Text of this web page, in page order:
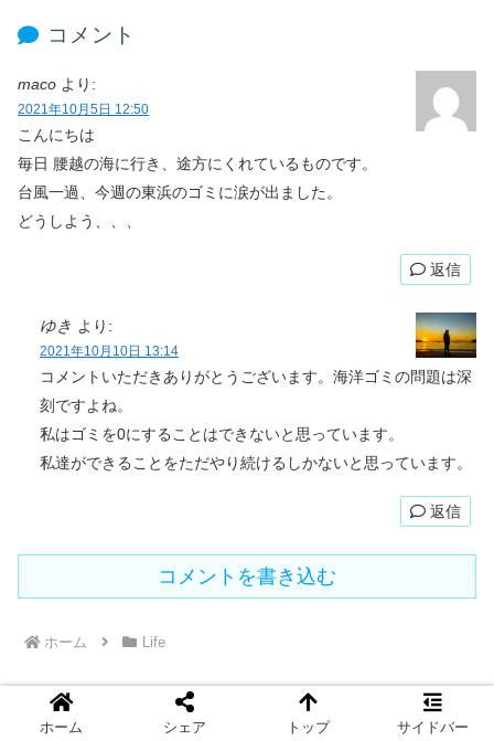
コメント
maco より:
2021年10月5日 12:50
こんにちは
毎日 腰越の海に行き、途方にくれているものです。
台風一過、今週の東浜のゴミに涙が出ました。
どうしよう、、、
返信
ゆき より:
2021年10月10日 13:14
コメントいただきありがとうございます。海洋ゴミの問題は深
刻ですよね。
私はゴミを0にすることはできないと思っています。
私達ができることをただやり続けるしかないと思っています。
返信
コメントを書き込む
ホーム Life
ホーム シェア トップ サイドバー